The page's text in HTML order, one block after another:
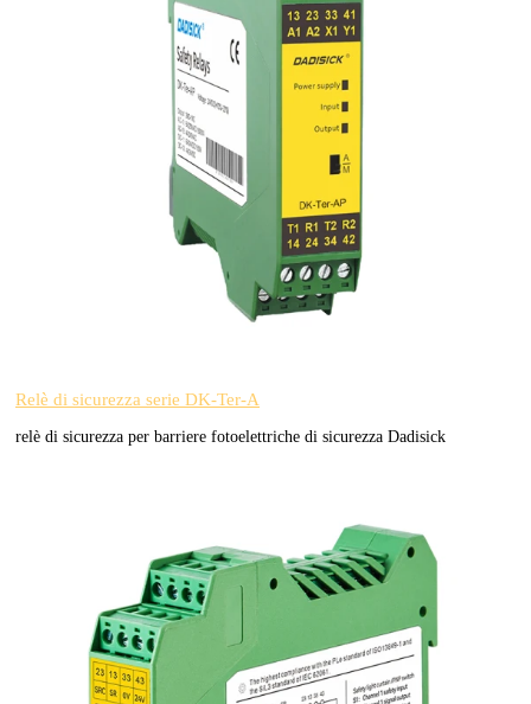
Relè di sicurezza serie DK-Ter-A
relè di sicurezza per barriere fotoelettriche di sicurezza Dadisick